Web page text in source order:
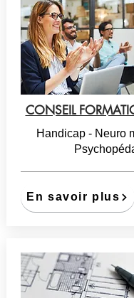
CONSEIL
Handicap - Neuro
En savoir plus